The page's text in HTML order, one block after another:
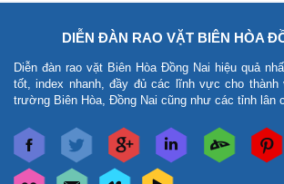
DIỄN ĐÀN RAO VẶT BIÊN HÒA
Diễn đàn rao vặt Biên Hòa Đồng Nai hiệu quả
tốt, index nhanh, đầy đủ các lĩnh vực cho thành
trường Biên Hòa, Đồng Nai cũng như các tỉnh lân